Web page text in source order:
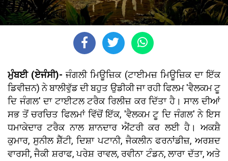
ਮੁੰਬਈ (ਏਜੰਸੀ)- ਜੰਗਲੀ ਮਿਊਜ਼ਿਕ (ਟਾਈਮਜ਼ ਮਿਊਜ਼ਿਕ ਦਾ ਇੱਕ
ਡਿਵੀਜ਼ਨ) ਨੇ ਬਾਲੀਵੁੱਡ ਦੀ ਬਹੁਤ ਉਡੀਕੀ ਜਾ ਰਹੀ ਫਿਲਮ 'ਵੈਲਕਮ ਟੂ
ਦਿ ਜੰਗਲ' ਦਾ ਟਾਈਟਲ ਟਰੈਕ ਰਿਲੀਜ਼ ਕਰ ਦਿੱਤਾ ਹੈ। ਸਾਲ ਦੀਆਂ
ਸਭ ਤੋਂ ਚਰਚਿਤ ਫਿਲਮਾਂ ਵਿੱਚੋਂ ਇੱਕ, 'ਵੈਲਕਮ ਟੂ ਦਿ ਜੰਗਲ' ਨੇ ਇਸ
ਧਮਾਕੇਦਾਰ ਟਰੈਕ ਨਾਲ ਸ਼ਾਨਦਾਰ ਐਂਟਰੀ ਕਰ ਲਈ ਹੈ। ਅਕਸ਼ੈ
ਕੁਮਾਰ, ਸੁਨੀਲ ਸ਼ੈੱਟੀ, ਦਿਸ਼ਾ ਪਟਾਨੀ, ਜੈਕਲੀਨ ਫਰਨਾਂਡੀਜ਼, ਅਰਸ਼ਦ
ਵਾਰਸੀ, ਜੈਕੀ ਸ਼ਰਾਫ, ਪਰੇਸ਼ ਰਾਵਲ, ਰਵੀਨਾ ਟੰਡਨ, ਲਾਰਾ ਦੱਤਾ, ਅਤੇ